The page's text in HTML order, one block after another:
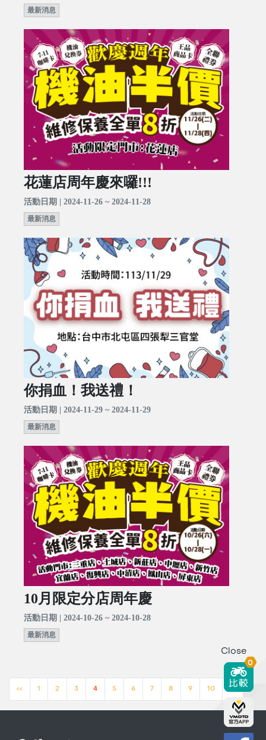
最新消息
花蓮店周年慶來囉!!!
活動日期 | 2024-11-26 ~ 2024-11-28
最新消息
你捐血！我送禮！
活動日期 | 2024-11-29 ~ 2024-11-29
最新消息
10月限定分店周年慶
活動日期 | 2024-10-26 ~ 2024-10-28
最新消息
<< 1 2 3 4 5 6 7 8 9 10 >>
Close
0